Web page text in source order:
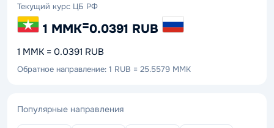
Текущий курс ЦБ РФ
1 MMK=0.0391 RUB
1 MMK = 0.0391 RUB
Обратное направление: 1 RUB = 25.5579 MMK
Популярные направления